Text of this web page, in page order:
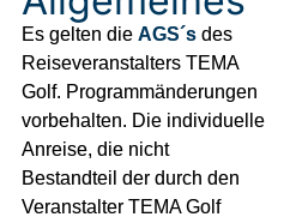
Es gelten die AGS´s des
Reiseveranstalters TEMA
Golf. Programmänderungen
vorbehalten. Die individuelle
Anreise, die nicht
Bestandteil der durch den
Veranstalter TEMA Golf